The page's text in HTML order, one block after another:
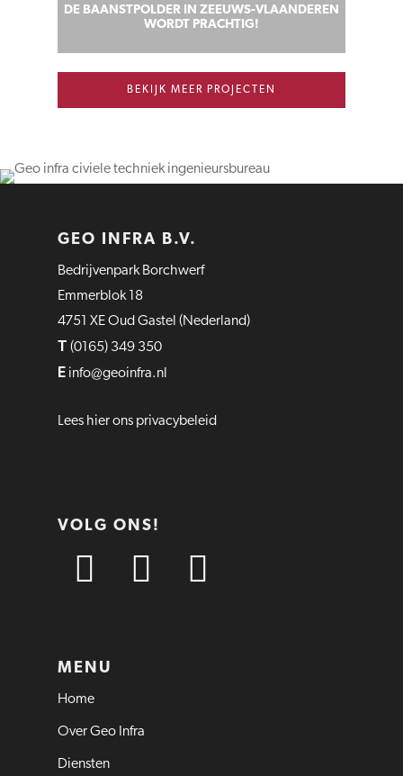
DE BAANSTPOLDER IN ZEEUWS-VLAANDEREN
WORDT PRACHTIG!
BEKIJK MEER PROJECTEN
GEO INFRA B.V.
Bedrijvenpark Borchwerf
Emmerblok 18
4751 XE Oud Gastel (Nederland)
T (0165) 349 350
E info@geoinfra.nl
Lees hier ons privacybeleid
VOLG ONS!
MENU
Home
Over Geo Infra
Diensten